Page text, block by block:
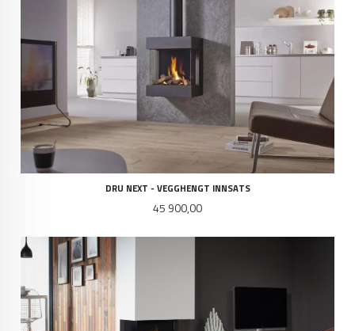
DRU NEXT - VEGGHENGT INNSATS
Pris
45 900,00